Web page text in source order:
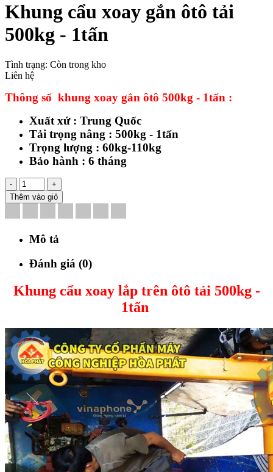
Khung cẩu xoay gắn ôtô tải
500kg - 1tấn
Tình trạng: Còn trong kho
Liên hệ
Thông số khung xoay gắn ôtô 500kg - 1tấn :
Xuất xứ : Trung Quốc
Tải trọng nâng : 500kg - 1tấn
Trọng lượng : 60kg-110kg
Bảo hành : 6 tháng
-
+
Thêm vào giỏ
Mô tả
Đánh giá (0)
Khung cẩu xoay lắp trên ôtô tải 500kg -
1tấn